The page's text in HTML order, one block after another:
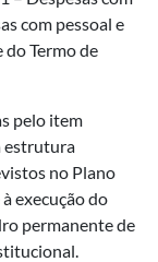
com pessoal e
Termo de
pelo item
estrutura
no Plano
execução do
permanente de